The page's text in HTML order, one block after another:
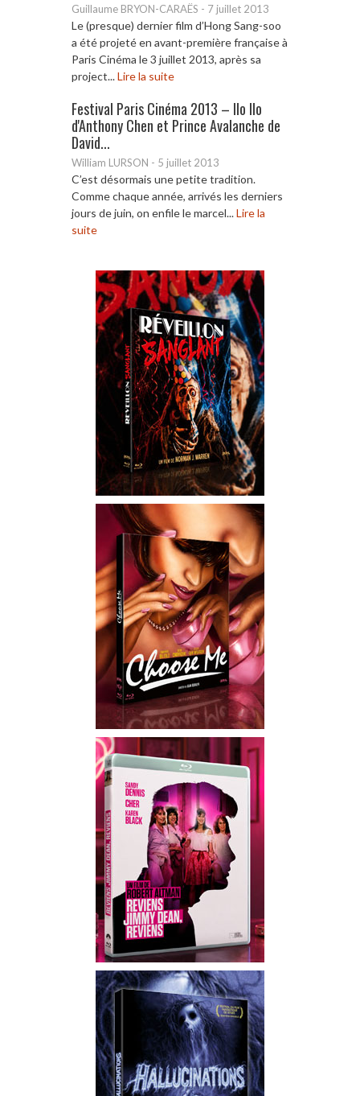
Guillaume BRYON-CARAËS - 7 juillet 2013
Le (presque) dernier film d’Hong Sang-soo
a été projeté en avant-première française à
Paris Cinéma le 3 juillet 2013, après sa
project...Lire la suite
Festival Paris Cinéma 2013 – Ilo Ilo
d'Anthony Chen et Prince Avalanche de
David...
William LURSON - 5 juillet 2013
C’est désormais une petite tradition.
Comme chaque année, arrivés les derniers
jours de juin, on enfile le marcel...Lire la
suite